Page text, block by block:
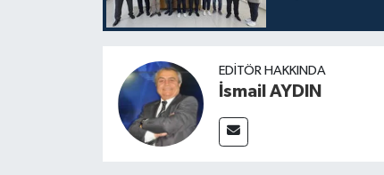
EDITÖR HAKKINDA
İsmail AYDIN